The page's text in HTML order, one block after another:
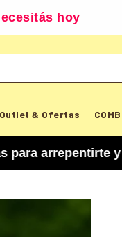
hoy
Outlet & Ofertas
y